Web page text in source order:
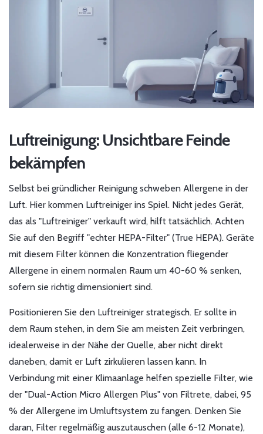
Luftreinigung: Unsichtbare Feinde
bekämpfen
Selbst bei gründlicher Reinigung schweben Allergene in der
Luft. Hier kommen Luftreiniger ins Spiel. Nicht jedes Gerät,
das als "Luftreiniger" verkauft wird, hilft tatsächlich. Achten
Sie auf den Begriff "echter HEPA-Filter" (True HEPA). Geräte
mit diesem Filter können die Konzentration fliegender
Allergene in einem normalen Raum um 40-60 % senken,
sofern sie richtig dimensioniert sind.
Positionieren Sie den Luftreiniger strategisch. Er sollte in
dem Raum stehen, in dem Sie am meisten Zeit verbringen,
idealerweise in der Nähe der Quelle, aber nicht direkt
daneben, damit er Luft zirkulieren lassen kann. In
Verbindung mit einer Klimaanlage helfen spezielle Filter, wie
der "Dual-Action Micro Allergen Plus" von Filtrete, dabei, 95
% der Allergene im Umluftsystem zu fangen. Denken Sie
daran, Filter regelmäßig auszutauschen (alle 6-12 Monate),